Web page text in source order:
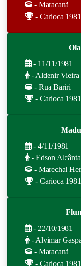
- Maracanã
- Carioca 1981
- 11/11/1981
- Aldenir Vieira
- Rua Bariri
- Carioca 1981
- 4/11/1981
- Edson
- Marechal
- Carioca 1981
- 22/10/1981
- Alvimar
- Maracanã
- Carioca 1981